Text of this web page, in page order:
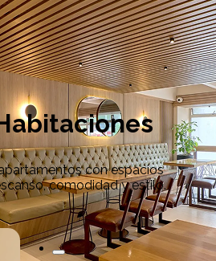
con espacios
comodidad y estilo.